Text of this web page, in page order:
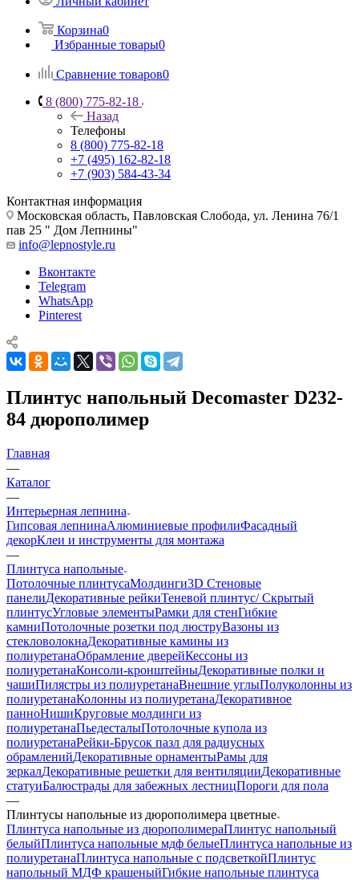
Корзина0
Избранные товары0
Сравнение товаров0
8 (800) 775-82-18
Назад
Телефоны
8 (800) 775-82-18
+7 (495) 162-82-18
+7 (903) 584-43-34
Контактная информация
Московская область, Павловская Слобода, ул. Ленина 76/1
пав 25 " Дом Лепнины"
info@lepnostyle.ru
Вконтакте
Telegram
WhatsApp
Pinterest
Плинтус напольный Decomaster D232-
84 дюрополимер
Главная
—
Каталог
—
Интерьерная лепнина
Гипсовая лепнинаАлюминиевые профилиФасадный
декорКлеи и инструменты для монтажа
—
Плинтуса напольные
Потолочные плинтусаМолдинги3D Стеновые
панелиДекоративные рейкиТеневой плинтус/ Скрытый
плинтусУгловые элементыРамки для стенГибкие
камниПотолочные розетки под люструВазоны из
стекловолокнаДекоративные камины из
полиуретанаОбрамление дверейКессоны из
полиуретанаКонсоли-кронштейныДекоративные полки и
чашиПилястры из полиуретанаВнешние углыПолуколонны из
полиуретанаКолонны из полиуретанаДекоративное
панноНишиКруговые молдинги из
полиуретанаПьедесталыПотолочные купола из
полиуретанаРейки-Брусок пазл для радиусных
обрамленийДекоративные орнаментыРамы для
зеркалДекоративные решетки для вентиляцииДекоративные
статуиБалюстрады для забежных лестницПороги для пола
—
Плинтусы напольные из дюрополимера цветные
Плинтуса напольные из дюрополимераПлинтус напольный
белыйПлинтуса напольные мдф белыеПлинтуса напольные из
полиуретанаПлинтуса напольные с подсветкойПлинтус
напольный МДФ крашеныйГибкие напольные плинтуса